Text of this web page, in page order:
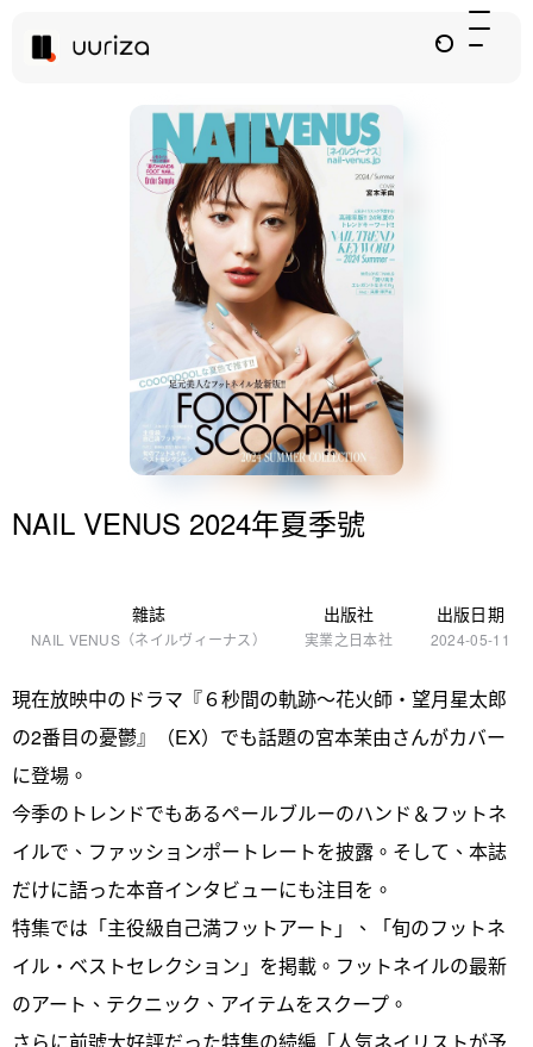
NAIL VENUS 2024年夏季號
雜誌
NAIL VENUS（ネイルヴィーナス）
出版社
実業之日本社
出版日期
2024-05-11
現在放映中のドラマ『６秒間の軌跡～花火師・望月星太郎
の2番目の憂鬱』（EX）でも話題の宮本茉由さんがカバー
に登場。
今季のトレンドでもあるペールブルーのハンド＆フットネ
イルで、ファッションポートレートを披露。そして、本誌
だけに語った本音インタビューにも注目を。
特集では「主役級自己満フットアート」、「旬のフットネ
イル・ベストセレクション」を掲載。フットネイルの最新
のアート、テクニック、アイテムをスクープ。